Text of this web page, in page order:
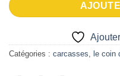
Catégories : carcasses, le coin